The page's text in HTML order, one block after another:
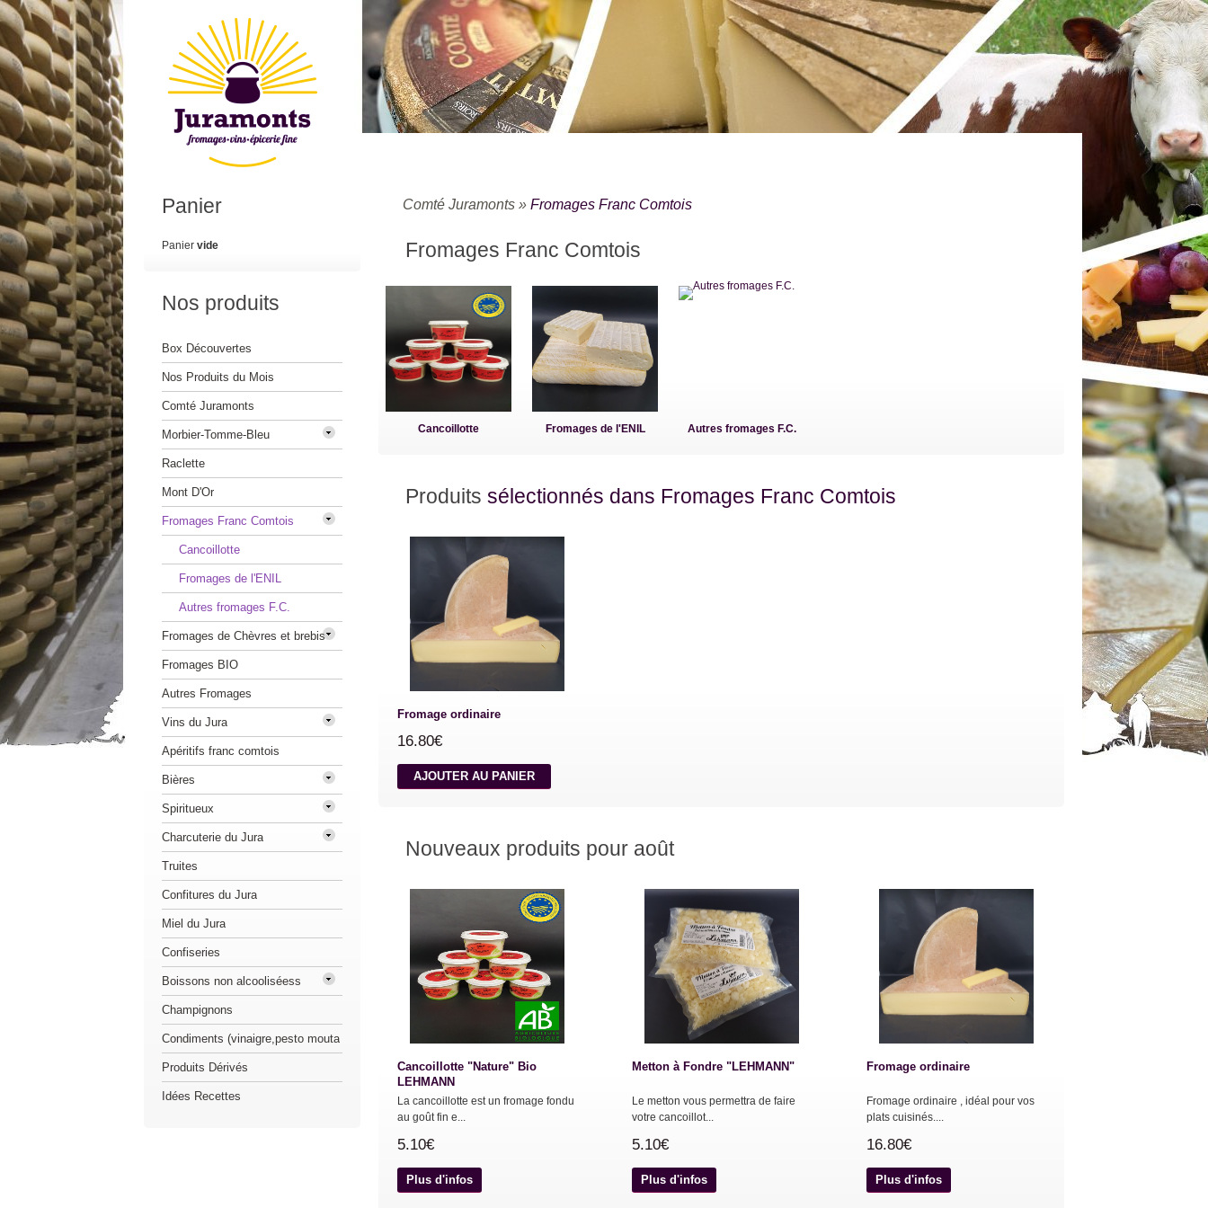
Comté Juramonts » Fromages Franc Comtois
Fromages Franc Comtois
Cancoillotte Fromages de l'ENIL Autres fromages F.C.
Produits sélectionnés dans Fromages Franc Comtois
Fromage ordinaire
16.80€
AJOUTER AU PANIER
Nouveaux produits pour août
Cancoillotte "Nature" Bio
LEHMANN
La cancoillotte est un fromage fondu
au goût fin e...
5.10€
Plus d'infos
Metton à Fondre "LEHMANN"
Le metton vous permettra de faire
votre cancoillot...
5.10€
Plus d'infos
Fromage ordinaire
Fromage ordinaire , idéal pour vos
plats cuisinés....
16.80€
Plus d'infos
Panier
Panier vide
Nos produits
Box Découvertes
Nos Produits du Mois
Comté Juramonts
Morbier-Tomme-Bleu
Raclette
Mont D'Or
Fromages Franc Comtois
Cancoillotte
Fromages de l'ENIL
Autres fromages F.C.
Fromages de Chèvres et brebis
Fromages BIO
Autres Fromages
Vins du Jura
Apéritifs franc comtois
Bières
Spiritueux
Charcuterie du Jura
Truites
Confitures du Jura
Miel du Jura
Confiseries
Boissons non alcooliséess
Champignons
Condiments (vinaigre,pesto mouta
Produits Dérivés
Idées Recettes